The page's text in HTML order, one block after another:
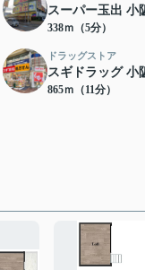
スーパー玉出 小
338ｍ（5分）
ドラッグストア
スギドラッグ 小
865ｍ（11分）